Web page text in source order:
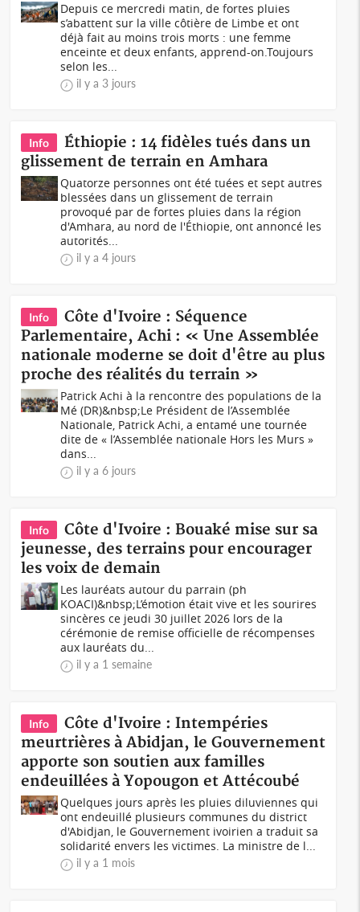
Depuis ce mercredi matin, de fortes pluies
s’abattent sur la ville côtière de Limbe et ont
déjà fait au moins trois morts : une femme
enceinte et deux enfants, apprend-on.Toujours
selon les...
il y a 3 jours
Info
Éthiopie : 14 fidèles tués dans un
glissement de terrain en Amhara
Quatorze personnes ont été tuées et sept autres
blessées dans un glissement de terrain
provoqué par de fortes pluies dans la région
d'Amhara, au nord de l'Éthiopie, ont annoncé les
autorités...
il y a 4 jours
Info
Côte d'Ivoire : Séquence
Parlementaire, Achi : « Une Assemblée
nationale moderne se doit d'être au plus
proche des réalités du terrain »
Patrick Achi à la rencontre des populations de la
Mé (DR)&nbsp;Le Président de l’Assemblée
Nationale, Patrick Achi, a entamé une tournée
dite de « l’Assemblée nationale Hors les Murs »
dans...
il y a 6 jours
Info
Côte d'Ivoire : Bouaké mise sur sa
jeunesse, des terrains pour encourager
les voix de demain
Les lauréats autour du parrain (ph
KOACI)&nbsp;L’émotion était vive et les sourires
sincères ce jeudi 30 juillet 2026 lors de la
cérémonie de remise officielle de récompenses
aux lauréats du...
il y a 1 semaine
Info
Côte d'Ivoire : Intempéries
meurtrières à Abidjan, le Gouvernement
apporte son soutien aux familles
endeuillées à Yopougon et Attécoubé
Quelques jours après les pluies diluviennes qui
ont endeuillé plusieurs communes du district
d'Abidjan, le Gouvernement ivoirien a traduit sa
solidarité envers les victimes. La ministre de l...
il y a 1 mois